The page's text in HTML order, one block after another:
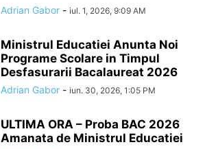
Adrian Gabor - iul. 1, 2026, 9:09 AM
Ministrul Educatiei Anunta Noi
Programe Scolare in Timpul
Desfasurarii Bacalaureat 2026
Adrian Gabor - iun. 30, 2026, 1:05 PM
ULTIMA ORA – Proba BAC 2026
Amanata de Ministrul Educatiei